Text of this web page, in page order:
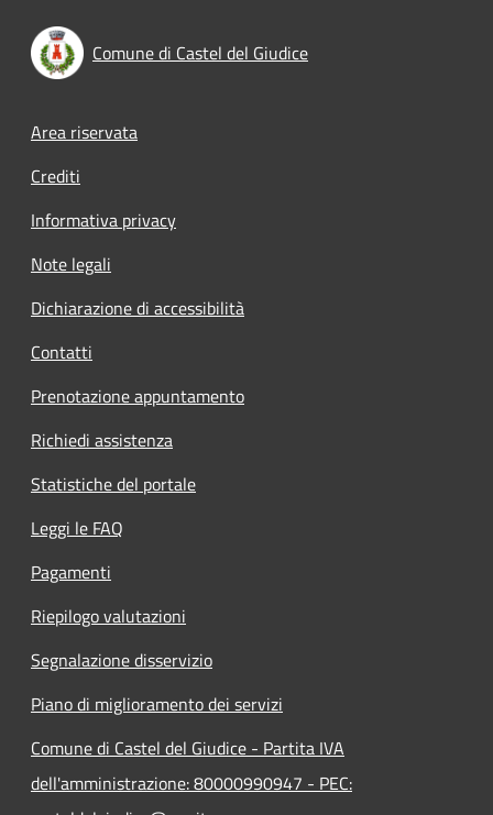
Comune di Castel del Giudice
Footer menu
Area riservata
Crediti
Informativa privacy
Note legali
Dichiarazione di accessibilità
Contatti
Prenotazione appuntamento
Richiedi assistenza
Statistiche del portale
Leggi le FAQ
Pagamenti
Riepilogo valutazioni
Segnalazione disservizio
Piano di miglioramento dei servizi
Comune di Castel del Giudice - Partita IVA
dell'amministrazione: 80000990947 - PEC: